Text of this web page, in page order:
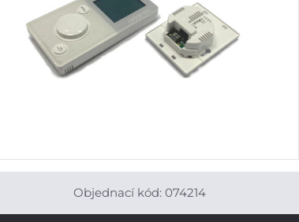
Objednací kód: 074214